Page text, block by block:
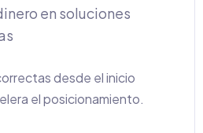
en soluciones
desde el inicio
el posicionamiento.